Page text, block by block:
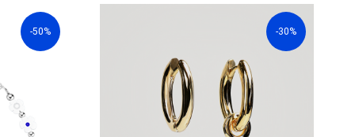
-50% -30%